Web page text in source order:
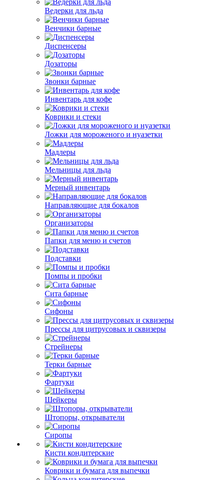
Ведерки для льда
Венчики барные
Диспенсеры
Дозаторы
Звонки барные
Инвентарь для кофе
Коврики и стеки
Ложки для мороженого и нуазетки
Мадлеры
Мельницы для льда
Мерный инвентарь
Направляющие для бокалов
Организаторы
Папки для меню и счетов
Подставки
Помпы и пробки
Сита барные
Сифоны
Прессы для цитрусовых и сквизеры
Стрейнеры
Терки барные
Фартуки
Шейкеры
Штопоры, открыватели
Сиропы
Кисти кондитерские
Коврики и бумага для выпечки